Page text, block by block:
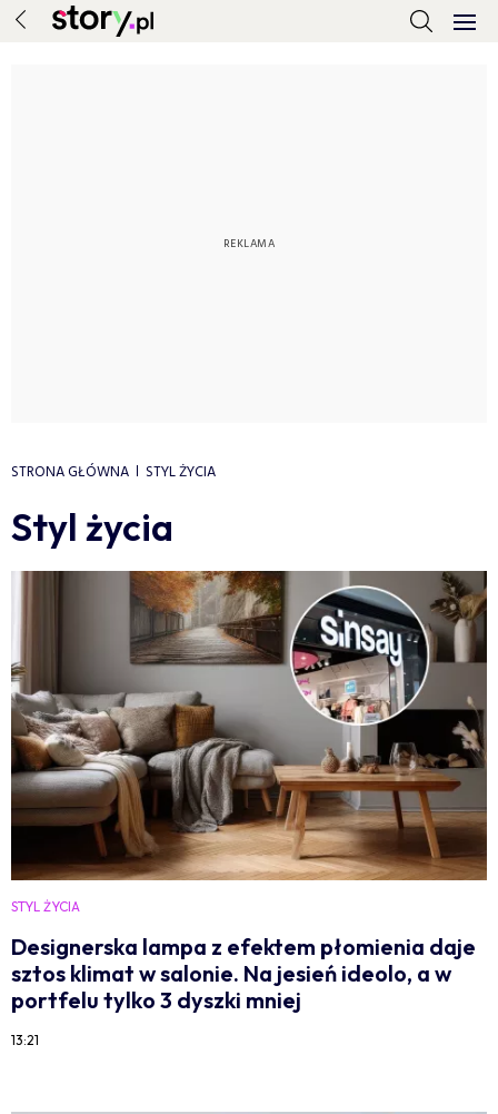
STRONA GŁÓWNA STYL ŻYCIA
Styl życia
STYL ŻYCIA
Designerska lampa z efektem płomienia daje
sztos klimat w salonie. Na jesień ideolo, a w
portfelu tylko 3 dyszki mniej
13:21